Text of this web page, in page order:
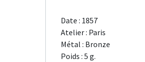
Date : 1857
Atelier : Paris
Métal : Bronze
Poids : 5 g.